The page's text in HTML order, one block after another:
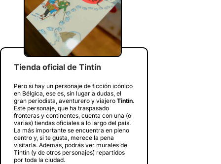
Tienda oficial de Tintín
Pero si hay un personaje de ficción icónico
en Bélgica, ese es, sin lugar a dudas, el
gran periodista, aventurero y viajero Tintín.
Este personaje, que ha traspasado
fronteras y continentes, cuenta con una (o
varias) tiendas oficiales a lo largo del país.
La más importante se encuentra en pleno
centro y, si te gusta, merece la pena
visitarla. Además, podrás ver murales de
Tintín (y de otros personajes) repartidos
por toda la ciudad.